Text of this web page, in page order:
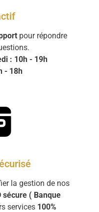
pour répondre
: 10h - 19h
- 18h
la gestion de nos
sécure ( Banque
services 100%